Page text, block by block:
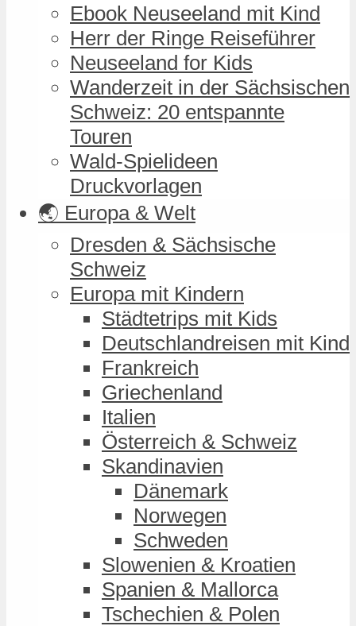
Ebook Neuseeland mit Kind
Herr der Ringe Reiseführer
Neuseeland for Kids
Wanderzeit in der Sächsischen
Schweiz: 20 entspannte
Touren
Wald-Spielideen
Druckvorlagen
🌏 Europa & Welt
Dresden & Sächsische
Schweiz
Europa mit Kindern
Städtetrips mit Kids
Deutschlandreisen mit Kind
Frankreich
Griechenland
Italien
Österreich & Schweiz
Skandinavien
Dänemark
Norwegen
Schweden
Slowenien & Kroatien
Spanien & Mallorca
Tschechien & Polen